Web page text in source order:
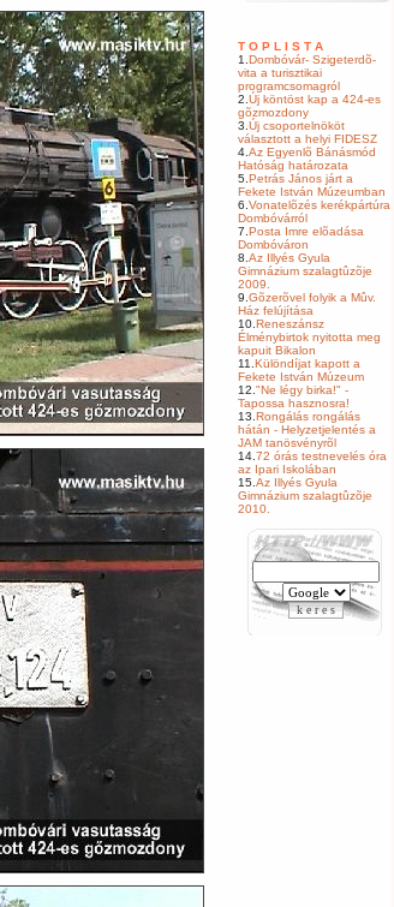
T O P L I S T A
1. Dombóvár- Szigeterdõ-
vita a turisztikai
programcsomagról
2. Új köntöst kap a 424-es
gõzmozdony
3. Új csoportelnököt
választott a helyi FIDESZ
4. Az Egyenlõ Bánásmód
Hatóság határozata
5. Petrás János járt a
Fekete István Múzeumban
6. Vonatelõzés kerékpártúra
Dombóvárról
7. Posta Imre elõadása
Dombóváron
8. Az Illyés Gyula
Gimnázium szalagtûzõje
2009.
9. Gõzerõvel folyik a Mûv.
Ház felújítása
10. Reneszánsz
Élménybirtok nyitotta meg
kapuit Bikalon
11. Különdíjat kapott a
Fekete István Múzeum
12. "Ne légy birka!" -
Tapossa hasznosra!
13. Rongálás rongálás
hátán - Helyzetjelentés a
JAM tanösvényrõl
14. 72 órás testnevelés óra
az Ipari Iskolában
15. Az Illyés Gyula
Gimnázium szalagtûzõje
2010.